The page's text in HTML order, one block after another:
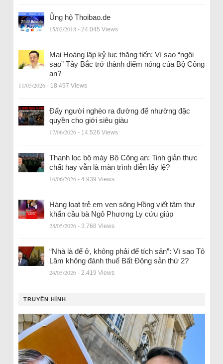
Ủng hộ Thoibao.de
15/02/2018 - 24.045 Views
Mai Hoàng lập kỷ lục thăng tiến: Vì sao “ngôi
sao” Tây Bắc trở thành điểm nóng của Bộ Công
an?
11/05/2026 - 18.497 Views
Đẩy người nghèo ra đường để nhường đặc
quyền cho giới siêu giàu
17/06/2026 - 14.526 Views
Thanh lọc bộ máy Bộ Công an: Tinh giản thực
chất hay vẫn là màn trình diễn lấy lệ?
16/06/2026 - 4.939 Views
Hàng loạt trẻ em ven sông Hồng viết tâm thư
khẩn cầu bà Ngô Phương Ly cứu giúp
28/05/2026 - 3.768 Views
“Nhà là để ở, không phải để tích sản”: Vì sao Tô
Lâm không đánh thuế Bất Động sản thứ 2?
24/05/2026 - 2.419 Views
TRUYỀN HÌNH